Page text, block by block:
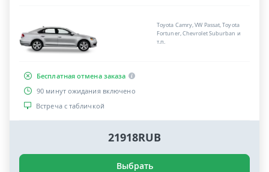
Toyota Camry, VW Passat, Toyota
Fortuner, Chevrolet Suburban и
т.п.
Бесплатная отмена заказа
90 минут ожидания включено
Встреча с табличкой
21918RUB
Выбрать